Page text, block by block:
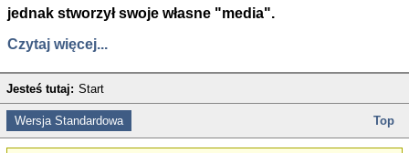
jednak stworzył swoje własne "media".
Czytaj więcej...
Jesteś tutaj: Start
Wersja Standardowa Top